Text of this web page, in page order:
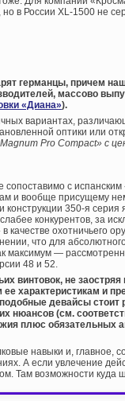
в России XL-1500 не
германцы, причем
массово
«Диана»).
вариантах,
оптики или
Pro Compact» с
сопоставимо с
и вообще присущему
350-я
конкурентов, за
качестве охотничьего
что для
максимум —
48 и 52.
винтовок, не
характеристикам и
девайсы
нюансов (см.
плюс обязательных
навыки и, главное,
А если увлечение
Там возможности